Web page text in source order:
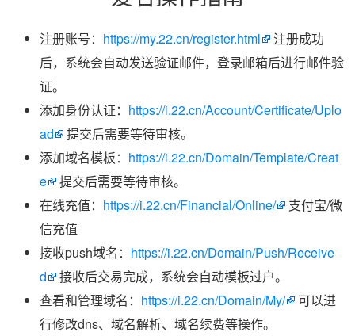
注册账号： https://my.22.cn/register.html
注册成功
后，系统会自动发送验证邮件，登录邮箱后进行邮件验
证。
添加身份认证： https://i.22.cn/Account/Certificate/Uplo
ad
提交后需要等待审核。
添加域名模板： https://i.22.cn/Domain/Template/Creat
e
提交后需要等待审核。
在线充值： https://i.22.cn/Financial/Online/
支付宝/微
信充值
接收push域名： https://i.22.cn/Domain/Push/Receive
d
接收后交易完成，系统会自动模板过户。
查看和管理域名： https://i.22.cn/Domain/My/
可以进
行修改dns、域名解析、域名续费等操作。